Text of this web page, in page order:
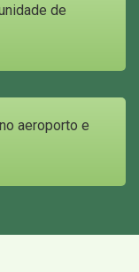
de
aeroporto e